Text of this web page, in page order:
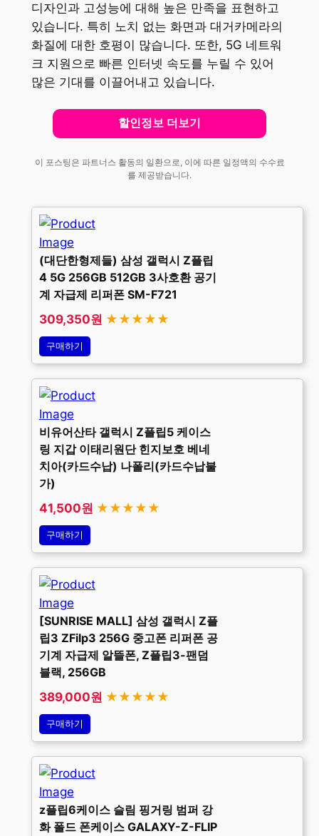
디자인과 고성능에 대해 높은 만족을 표현하고
있습니다. 특히 노치 없는 화면과 대거카메라의
화질에 대한 호평이 많습니다. 또한, 5G 네트워
크 지원으로 빠른 인터넷 속도를 누릴 수 있어
많은 기대를 이끌어내고 있습니다.
할인정보 더보기
이 포스팅은 파트너스 활동의 일환으로, 이에 따른 일정액의 수수료
를 제공받습니다.
(대단한형제들) 삼성 갤럭시 Z플립
4 5G 256GB 512GB 3사호환 공기
계 자급제 리퍼폰 SM-F721
309,350원 ★★★★★
구매하기
비유어산타 갤럭시 Z플립5 케이스
링 지갑 이태리원단 힌지보호 베네
치아(카드수납) 나폴리(카드수납불
가)
41,500원 ★★★★★
구매하기
[SUNRISE MALL] 삼성 갤럭시 Z플
립3 ZFilp3 256G 중고폰 리퍼폰 공
기계 자급제 알뜰폰, Z플립3-팬덤
블랙, 256GB
389,000원 ★★★★★
구매하기
z플립6케이스 슬림 핑거링 범퍼 강
화 폴드 폰케이스 GALAXY-Z-FLIP